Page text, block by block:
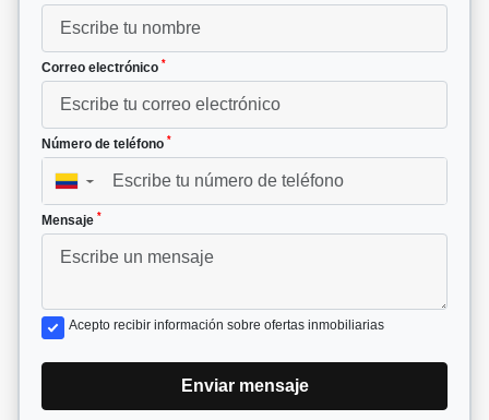
Correo electrónico *
Número de teléfono *
▼
Mensaje *
Acepto recibir información sobre ofertas inmobiliarias
Enviar mensaje